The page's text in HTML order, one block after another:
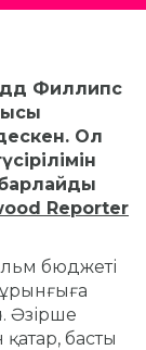
Филлипс
Ол
Reporter
бюджеті
Әзірше
басты